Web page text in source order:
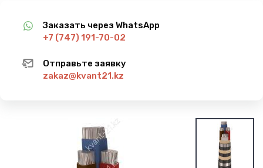
Заказать через WhatsApp
+7 (747) 191-70-02
Отправьте заявку
zakaz@kvant21.kz